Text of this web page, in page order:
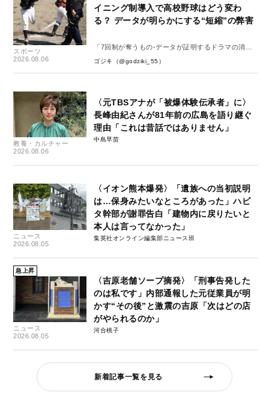
スポーツ
2026.08.06
イニング制導入で高校野球はどう変わ
る？ データが明らかにする“短縮”の弊害
「7回制が奪うもの-データが証明するドラマの消
失-」
ゴジキ（@godziki_55）
教養・カルチャー
2026.08.06
〈元TBSアナが「被爆体験伝承者」に〉
長峰由紀さんが81年前の広島を語り継ぐ
理由「これは昔話ではありません」
中島早苗
ニュース
2026.08.05
〈イオン熊本爆発〉「遺族への当初説明
は…保身みたいなところがあった」ハビ
タ幹部が謝罪告白「建物内に戻りたいと
本人は言ってなかった」
集英社オンライン編集部ニュース班
急上昇
ニュース
2026.08.05
〈吉原老舗ソープ摘発〉「刑事告発した
のは私です」内部通報した元従業員が明
かす“その後”と激震の吉原「次はどの店
がやられるのか」
河合桃子
新着記事一覧を見る